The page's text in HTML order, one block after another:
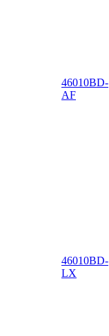
46010BD-
AF
46010BD-
LX